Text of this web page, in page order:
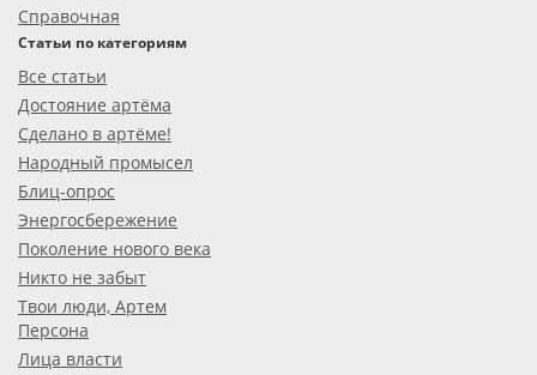
Справочная
Статьи по категориям
Все статьи
Достояние артёма
Сделано в артёме!
Народный промысел
Блиц-опрос
Энергосбережение
Поколение нового века
Никто не забыт
Твои люди, Артем
Персона
Лица власти